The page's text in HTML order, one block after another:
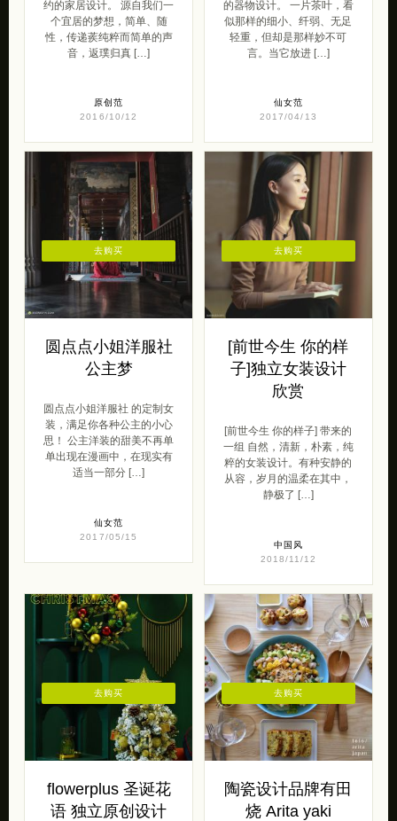
约的家居设计。 源自我们一
个宜居的梦想，简单、随
性，传递蒺纯粹而简单的声
音，返璞归真 […]
原创范
2016/10/12
的器物设计。 一片茶叶，看
似那样的细小、纤弱、无足
轻重，但却是那样妙不可
言。当它放进 […]
仙女范
2017/04/13
圆点点小姐洋服社
公主梦
圆点点小姐洋服社 的定制女
装，满足你各种公主的小心
思！ 公主洋装的甜美不再单
单出现在漫画中，在现实有
适当一部分 […]
仙女范
2017/05/15
去购买
[前世今生 你的样
子]独立女装设计
欣赏
[前世今生 你的样子] 带来的
一组 自然，清新，朴素，纯
粹的女装设计。有种安静的
从容，岁月的温柔在其中，
静极了 […]
中国风
2018/11/12
去购买
flowerplus 圣诞花
语 独立原创设计
去购买
陶瓷设计品牌有田
烧 Arita yaki
去购买